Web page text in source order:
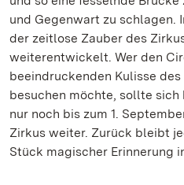
und Gegenwart zu schlagen.
der zeitlose Zauber des
weiterentwickelt. Wer den
beeindruckenden Kulisse
besuchen möchte, sollte sich
nur noch bis zum 1.
Zirkus weiter. Zurück bleibt
Stück magischer Erinnerung